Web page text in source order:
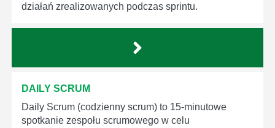
działań zrealizowanych podczas sprintu.
DAILY SCRUM
Daily Scrum (codzienny scrum) to 15-minutowe
spotkanie zespołu scrumowego w celu